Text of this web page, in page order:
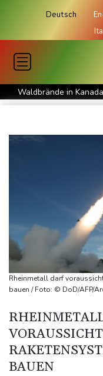
Deutsch
Waldbrände in
ausgerufen
in Köln
Waldbrand in
20.000 Menschen
Dobrindt will
ausbauen
Iran bekräftigt harte
Amtsantritt von
Gewalt überschattet
Basketball-WM:
Warnstufe in China
Lionel Messi trauert
Rheinmetall darf
bauen / Foto: © DoD/AFP/
BAUEN